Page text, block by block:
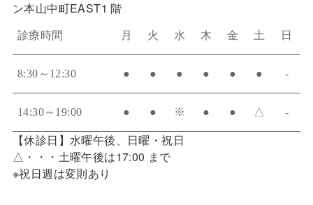
ン本山中町EAST1 階
診療時間 月 火 水 木 金 土 日
8:30～12:30 ● ● ● ● ● ● -
14:30～19:00 ● ● ※ ● ● △ -
【休診日】水曜午後、日曜・祝日
△・・・土曜午後は17:00 まで
※祝日週は変則あり